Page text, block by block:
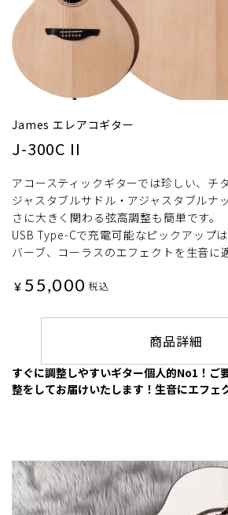
James エレアコギター
J-300C II
アコースティックギターでは珍しい、チ
ジャスタブルサドル・アジャスタブルナ
さに大きく関わる弦高調整も簡単です。
USB Type-Cで充電可能なピックアップ
バーブ、コーラスのエフェクトを生音に
¥ 55,000 税込
商品詳細
すぐに調整しやすいギター個人的No1！ご
整をしてお届けいたします！生音にエフェ